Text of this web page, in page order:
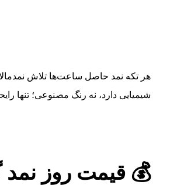
هر تکه نمد حاصل ساعت‌ها تلاش
شیمیایی دارد، نه رنگ مصنوعی؛ تنها
💰 قیمت روز نمد